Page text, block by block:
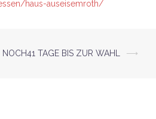
haus-auseisemroth/
NOCH41 TAGE BIS ZUR WAHL ⟶